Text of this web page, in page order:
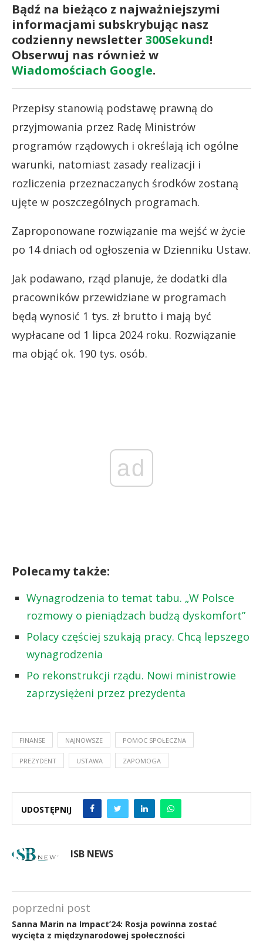
Bądź na bieżąco z najważniejszymi
informacjami subskrybując nasz
codzienny newsletter 300Sekund!
Obserwuj nas również w
Wiadomościach Google.
Przepisy stanowią podstawę prawną do
przyjmowania przez Radę Ministrów
programów rządowych i określają ich ogólne
warunki, natomiast zasady realizacji i
rozliczenia przeznaczanych środków zostaną
ujęte w poszczególnych programach.
Zaproponowane rozwiązanie ma wejść w życie
po 14 dniach od ogłoszenia w Dzienniku Ustaw.
Jak podawano, rząd planuje, że dodatki dla
pracowników przewidziane w programach
będą wynosić 1 tys. zł brutto i mają być
wypłacane od 1 lipca 2024 roku. Rozwiązanie
ma objąć ok. 190 tys. osób.
ad
Polecamy także:
Wynagrodzenia to temat tabu. „W Polsce
rozmowy o pieniądzach budzą dyskomfort”
Polacy częściej szukają pracy. Chcą lepszego
wynagrodzenia
Po rekonstrukcji rządu. Nowi ministrowie
zaprzysiężeni przez prezydenta
FINANSE NAJNOWSZE POMOC SPOŁECZNA
PREZYDENT USTAWA ZAPOMOGA
UDOSTĘPNIJ
ISB NEWS
poprzedni post
Sanna Marin na Impact’24: Rosja powinna zostać
wycięta z międzynarodowej społeczności